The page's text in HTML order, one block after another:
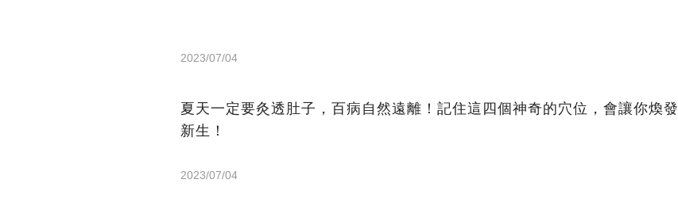
2023/07/04
夏天一定要灸透肚子，百病自然遠離！記住這四個神奇的穴位，會讓你煥發
新生！
2023/07/04